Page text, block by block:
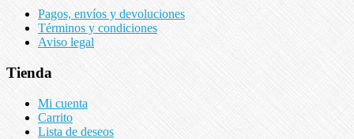
Pagos, envíos y devoluciones
Términos y condiciones
Aviso legal
Tienda
Mi cuenta
Carrito
Lista de deseos